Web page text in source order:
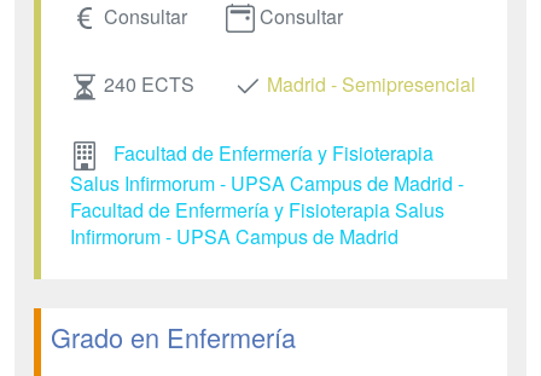
Consultar Consultar
240 ECTS Madrid - Semipresencial
Facultad de Enfermería y Fisioterapia
Salus Infirmorum - UPSA Campus de Madrid -
Facultad de Enfermería y Fisioterapia Salus
Infirmorum - UPSA Campus de Madrid
Grado en Enfermería